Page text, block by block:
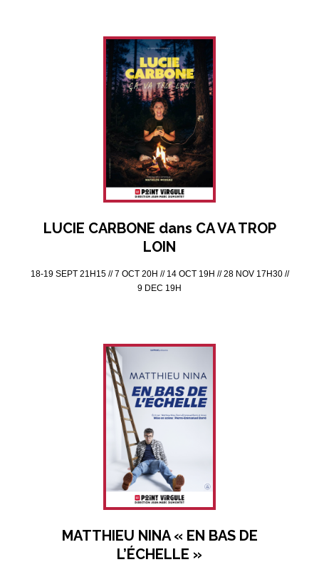
LUCIE CARBONE dans CA VA TROP
LOIN
18-19 SEPT 21H15 // 7 OCT 20H // 14 OCT 19H // 28 NOV 17H30 //
9 DEC 19H
MATTHIEU NINA « EN BAS DE
L’ÉCHELLE »